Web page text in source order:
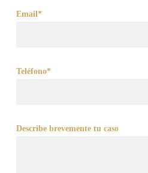
Email*
Teléfono*
Describe brevemente tu caso